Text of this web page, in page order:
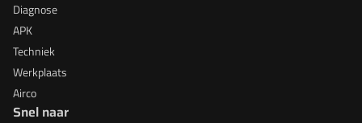
Diagnose
APK
Techniek
Werkplaats
Airco
Snel naar